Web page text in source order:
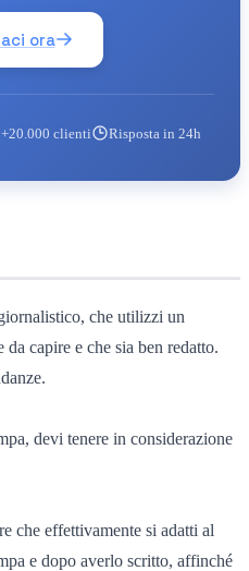
ora
+20.000 clienti Risposta in 24h
che utilizzi un
capire e che sia ben redatto.
devi tenere in considerazione
che effettivamente si adatti al
e dopo averlo scritto, affinché